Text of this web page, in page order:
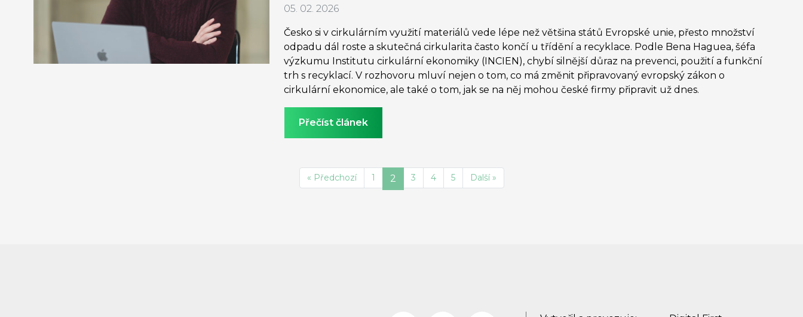
05. 02. 2026
Česko si v cirkulárním využití materiálů vede lépe než většina států Evropské unie, přesto množství
odpadu dál roste a skutečná cirkularita často končí u třídění a recyklace. Podle Bena Haguea, šéfa
výzkumu Institutu cirkulární ekonomiky (INCIEN), chybí silnější důraz na prevenci, použití a funkční
trh s recyklací. V rozhovoru mluví nejen o tom, co má změnit připravovaný evropský zákon o
cirkulární ekonomice, ale také o tom, jak se na něj mohou české firmy připravit už dnes.
Přečíst článek
« Předchozí 1 2 3 4 5 Další »